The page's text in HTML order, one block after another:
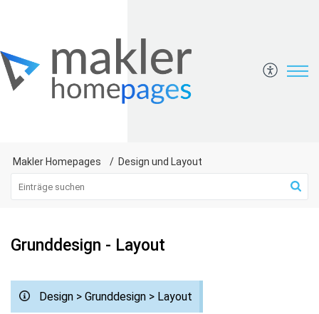
Makler Homepages Design und Layout
Grunddesign - Layout
Design > Grunddesign > Layout